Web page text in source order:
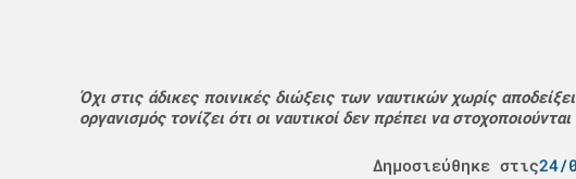
Όχι στις άδικες ποινικές διώξεις των ναυτικών χωρίς
οργανισμός τονίζει ότι οι ναυτικοί δεν πρέπει να
Δημοσιεύθηκε στις24/